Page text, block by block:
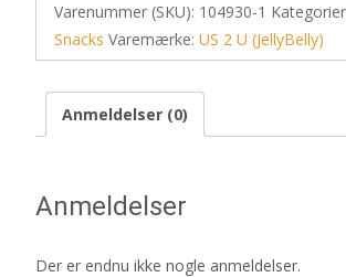
Varenummer (SKU): 104930-1
Snacks Varemærke: US 2 U (JellyBelly)
Anmeldelser (0)
Anmeldelser
Der er endnu ikke nogle anmeldelser.